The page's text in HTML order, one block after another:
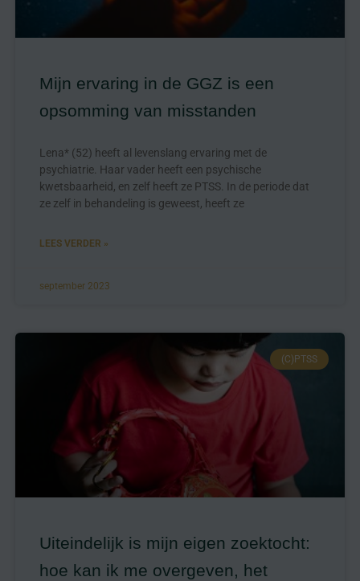
Mijn ervaring in de GGZ is een
opsomming van misstanden
Lena* (52) heeft al levenslang ervaring met de
psychiatrie. Haar vader heeft een psychische
kwetsbaarheid, en zelf heeft ze PTSS. In de periode dat
ze zelf in behandeling is geweest, heeft ze
LEES VERDER »
september 2023
(C)PTSS
Uiteindelijk is mijn eigen zoektocht:
hoe kan ik me overgeven, het